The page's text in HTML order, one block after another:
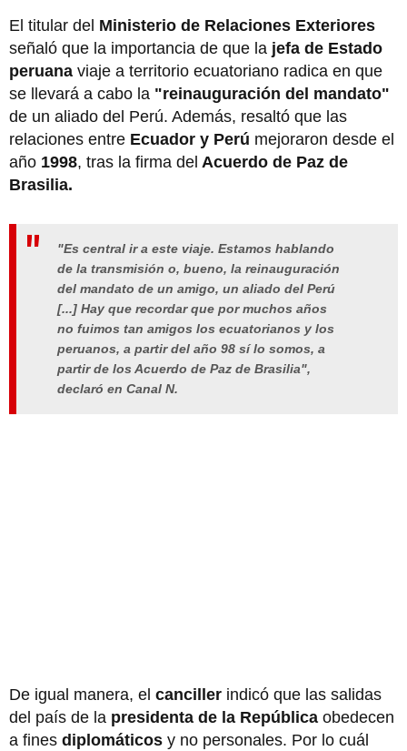
El titular del Ministerio de Relaciones Exteriores
señaló que la importancia de que la jefa de Estado
peruana viaje a territorio ecuatoriano radica en que
se llevará a cabo la "reinauguración del mandato"
de un aliado del Perú. Además, resaltó que las
relaciones entre Ecuador y Perú mejoraron desde el
año 1998, tras la firma del Acuerdo de Paz de
Brasilia.
"Es central ir a este viaje. Estamos hablando
de la transmisión o, bueno, la reinauguración
del mandato de un amigo, un aliado del Perú
[...] Hay que recordar que por muchos años
no fuimos tan amigos los ecuatorianos y los
peruanos, a partir del año 98 sí lo somos, a
partir de los Acuerdo de Paz de Brasilia",
declaró en Canal N.
De igual manera, el canciller indicó que las salidas
del país de la presidenta de la República obedecen
a fines diplomáticos y no personales. Por lo cuál